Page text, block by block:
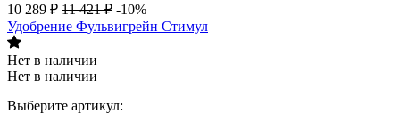
10 289 ₽ 11 421 ₽ -10%
Удобрение Фульвигрейн Стимул
Нет в наличии
Нет в наличии
Выберите артикул: